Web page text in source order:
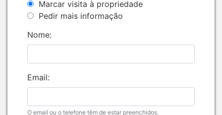
Marcar visita à propriedade
Pedir mais informação
Nome:
Email:
O email ou o telefone têm de estar preenchidos.